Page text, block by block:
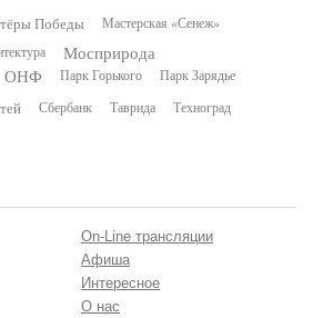
Победы
Мастерская «Сенеж»
Мосприрода
ОНФ Парк Горького Парк Зарядье
Сбербанк Таврида
Техноград
On-Line трансляции
Афиша
Интересное
О нас